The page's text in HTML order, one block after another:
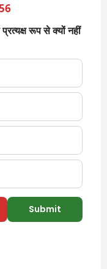
रूप से क्यों नहीं
Submit